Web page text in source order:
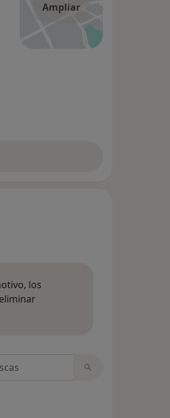
Ampliar
los